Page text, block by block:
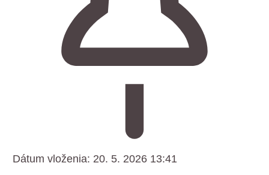
Dátum vloženia: 20. 5. 2026 13:41